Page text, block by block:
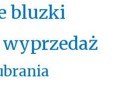
bluzki